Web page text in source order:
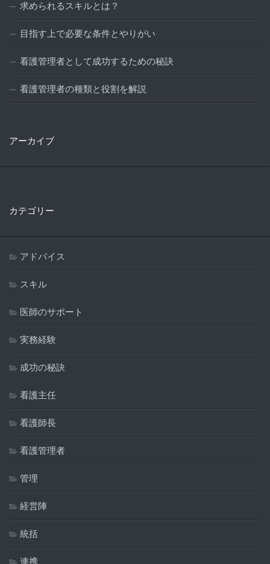
求められるスキルとは？
目指す上で必要な条件とやりがい
看護管理者として成功するための秘訣
看護管理者の種類と役割を解説
アーカイブ
カテゴリー
アドバイス
スキル
医師のサポート
実務経験
成功の秘訣
看護主任
看護師長
看護管理者
管理
経営陣
統括
連携